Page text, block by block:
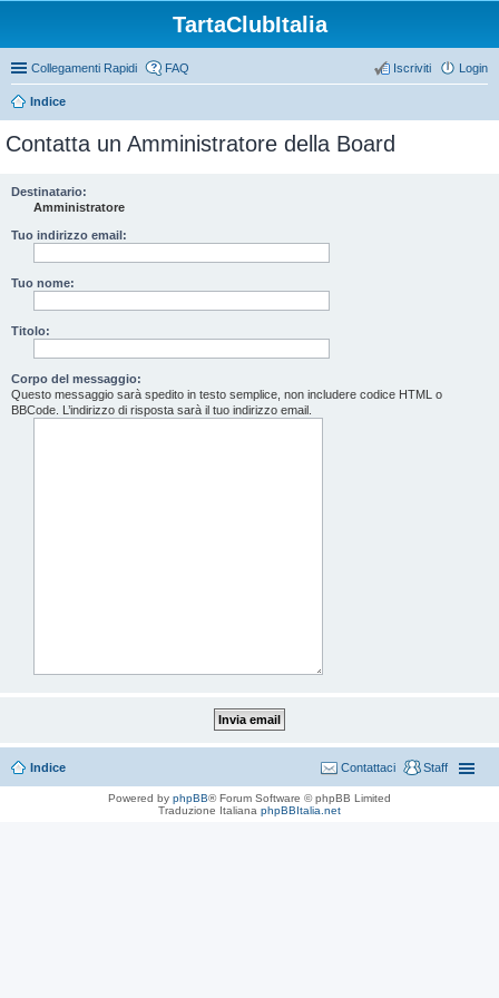
TartaClubItalia
Collegamenti Rapidi FAQ Login
Iscriviti
Indice
Contatta un Amministratore della Board
Destinatario:
Amministratore
Tuo indirizzo email:
Tuo nome:
Titolo:
Corpo del messaggio:
Questo messaggio sarà spedito in testo semplice, non includere codice HTML o
BBCode. L’indirizzo di risposta sarà il tuo indirizzo email.
Indice Staff
Contattaci
Powered by phpBB® Forum Software © phpBB Limited
Traduzione Italiana phpBBItalia.net